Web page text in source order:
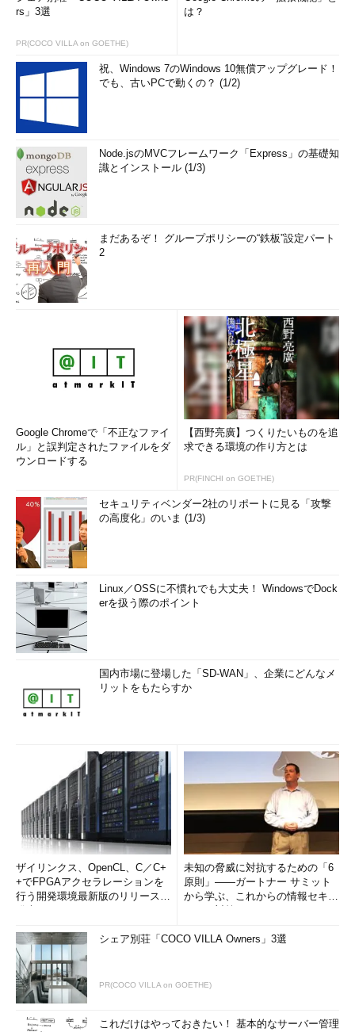
rs」3選
PR(COCO VILLA on GOETHE)
は？
祝、Windows 7のWindows 10無償アップグレード！
でも、古いPCで動くの？ (1/2)
Node.jsのMVCフレームワーク「Express」の基礎知
識とインストール (1/3)
まだあるぞ！ グループポリシーの“鉄板”設定パート
2
Google Chromeで「不正なファイ
ル」と誤判定されたファイルをダ
ウンロードする
【西野亮廣】つくりたいものを追
求できる環境の作り方とは
PR(FINCHI on GOETHE)
セキュリティベンダー2社のリポートに見る「攻撃
の高度化」のいま (1/3)
Linux／OSSに不慣れでも大丈夫！ WindowsでDock
erを扱う際のポイント
国内市場に登場した「SD-WAN」、企業にどんなメ
リットをもたらすか
ザイリンクス、OpenCL、C／C+
+でFPGAアクセラレーションを
行う開発環境最新版のリリースを
未知の脅威に対抗するための「6
原則」――ガートナー サミット
から学ぶ、これからの情報セキュ
シェア別荘「COCO VILLA Owners」3選
PR(COCO VILLA on GOETHE)
これだけはやっておきたい！ 基本的なサーバー管理